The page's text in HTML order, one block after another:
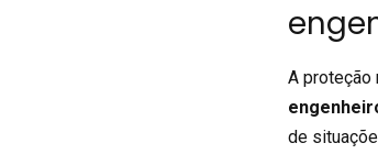
A proteção
de